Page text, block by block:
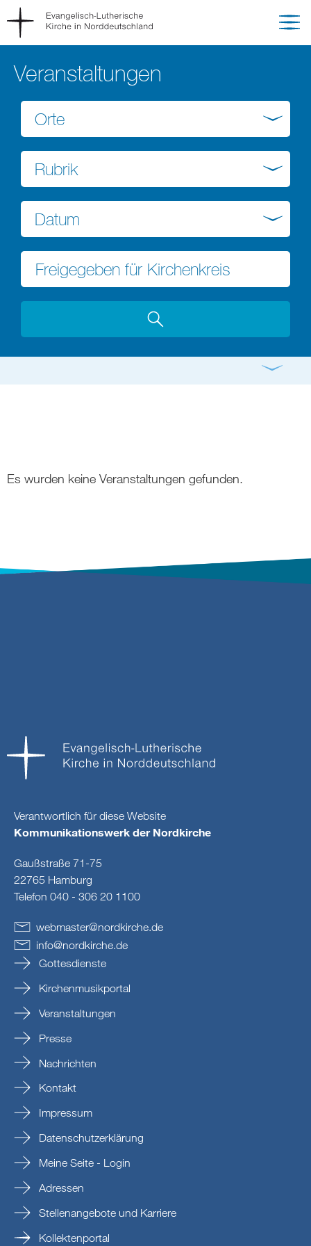
Veranstaltungen
Orte
Rubrik
Datum
Es wurden keine Veranstaltungen gefunden.
Verantwortlich für diese Website
Kommunikationswerk der Nordkirche
Gaußstraße 71-75
22765 Hamburg
Telefon 040 - 306 20 1100
webmaster@nordkirche.de
info@nordkirche.de
Gottesdienste
Kirchenmusikportal
Veranstaltungen
Presse
Nachrichten
Kontakt
Impressum
Datenschutzerklärung
Meine Seite - Login
Adressen
Stellenangebote und Karriere
Kollektenportal